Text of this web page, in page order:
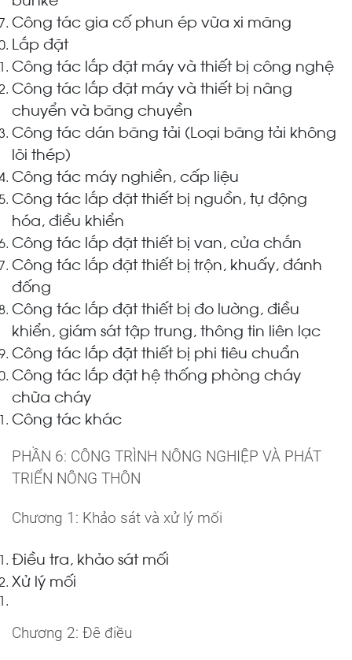
Công tác gia cố phun ép vữa xi măng
Lắp đặt
Công tác lắp đặt máy và thiết bị công nghệ
Công tác lắp đặt máy và thiết bị nâng
chuyển và băng chuyền
Công tác dán băng tải (Loại băng tải không
lõi thép)
Công tác máy nghiền, cấp liệu
Công tác lắp đặt thiết bị nguồn, tự động
hóa, điều khiển
Công tác lắp đặt thiết bị van, cửa chắn
Công tác lắp đặt thiết bị trộn, khuấy, đánh
đống
Công tác lắp đặt thiết bị đo lường, điều
khiển, giám sát tập trung, thông tin liên lạc
Công tác lắp đặt thiết bị phi tiêu chuẩn
Công tác lắp đặt hệ thống phòng cháy
chữa cháy
Công tác khác
PHẦN 6: CÔNG TRÌNH NÔNG NGHIỆP VÀ PHÁT
TRIỂN NÔNG THÔN
Chương 1: Khảo sát và xử lý mối
Điều tra, khảo sát mối
Xử lý mối
Chương 2: Đê điều